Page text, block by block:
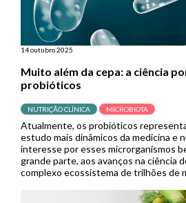
14 outubro 2025
Muito além da cepa: a ciência
probióticos
NUTRIÇÃO CLÍNICA MICROBIOTA
Atualmente, os probióticos
estudo mais dinâmicos da medicina e
interesse por esses microrganismos
grande parte, aos avanços na ciência
complexo ecossistema de trilhões de
vitais. A expansão de pesquisas